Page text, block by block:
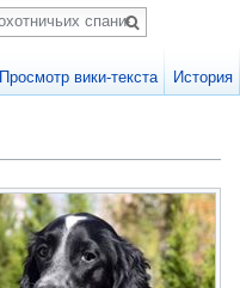
Просмотр вики-текста История